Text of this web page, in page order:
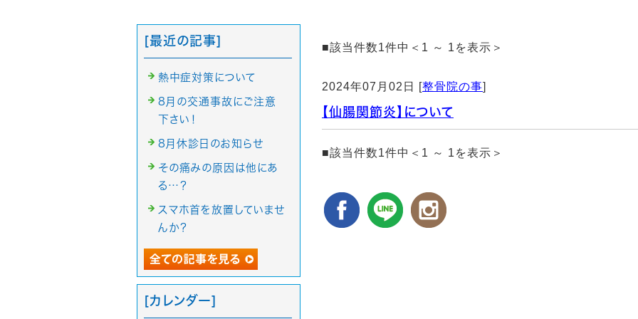
■該当件数1件中＜1 ～ 1を表示＞
2024年07月02日 [整骨院の事]
【仙腸関節炎】について
■該当件数1件中＜1 ～ 1を表示＞
[最近の記事]
熱中症対策について
8月の交通事故にご注意
下さい！
8月休診日のお知らせ
その痛みの原因は他にあ
る…？
スマホ首を放置していませ
んか？
[カレンダー]